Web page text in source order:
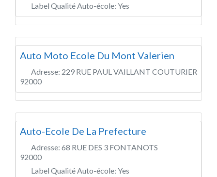
Label Qualité Auto-école: Yes
Auto Moto Ecole Du Mont Valerien
Adresse: 229 RUE PAUL VAILLANT COUTURIER
92000
Auto-Ecole De La Prefecture
Adresse: 68 RUE DES 3 FONTANOTS
92000
Label Qualité Auto-école: Yes